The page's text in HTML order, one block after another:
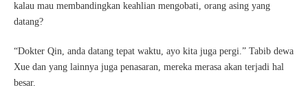
kalau mau membandingkan keahlian mengobati, orang asing yang
datang?
“Dokter Qin, anda datang tepat waktu, ayo kita juga pergi.” Tabib dewa
Xue dan yang lainnya juga penasaran, mereka merasa akan terjadi hal
besar.